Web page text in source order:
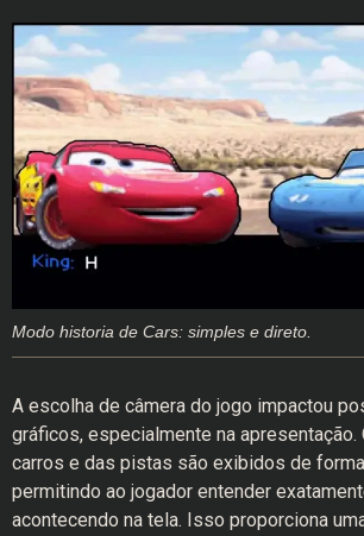
Modo historia de Cars: simples e direto.
A escolha de câmera do jogo impactou
gráficos, especialmente na
carros e das pistas são exibidos de
permitindo ao jogador entender
acontecendo na tela. Isso proporciona